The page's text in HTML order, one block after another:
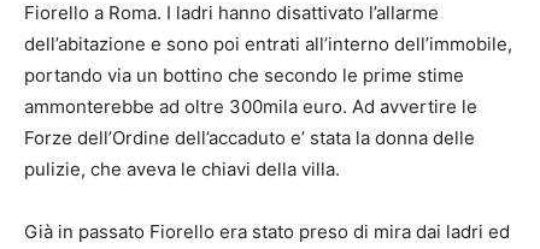
Fiorello a Roma. I ladri hanno disattivato l’allarme
dell’abitazione e sono poi entrati all’interno dell’immobile,
portando via un bottino che secondo le prime stime
ammonterebbe ad oltre 300mila euro. Ad avvertire le
Forze dell’Ordine dell’accaduto e’ stata la donna delle
pulizie, che aveva le chiavi della villa.
Già in passato Fiorello era stato preso di mira dai ladri ed